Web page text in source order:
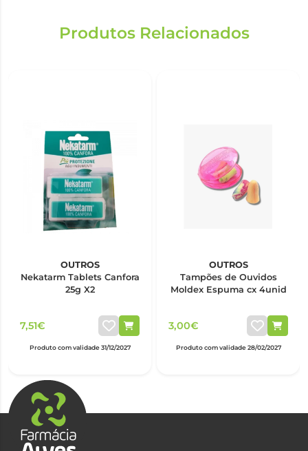
Produtos Relacionados
OUTROS
Nekatarm Tablets Canfora
25g X2
7,51€
Produto com validade 31/12/2027
OUTROS
Tampões de Ouvidos
Moldex Espuma cx 4unid
3,00€
Produto com validade 28/02/2027